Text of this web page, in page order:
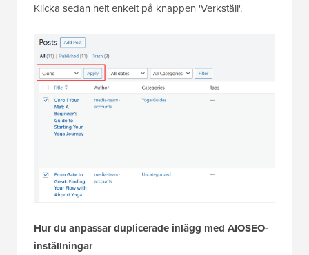
Klicka sedan helt enkelt på knappen 'Verkställ'.
Hur du anpassar duplicerade inlägg med AIOSEO-
inställningar